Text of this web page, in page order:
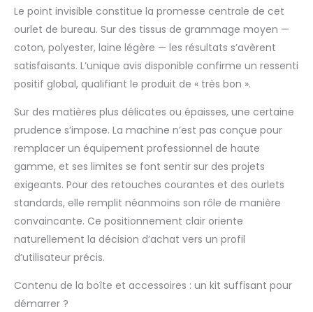
portable avec bras
cylindrique de type
ourlet et plaque de
couture en métal,
parfaite pour les salles
d'essayage, les
de vêtements, les
nettoyeurs à sec, les
grands magasins, les
ateliers de couture et
l'utilisation à domicile
【APPLICATION】
Convient pour le
traitement des ourlets
invisibles sur les
poignets, les ourlets, les
les bords de tubes de
Le point invisible constitue la promesse centrale de cet
ourlet de bureau. Sur des tissus de grammage moyen —
coton, polyester, laine légère — les résultats s’avèrent
satisfaisants. L’unique avis disponible confirme un ressenti
positif global, qualifiant le produit de « très bon ».
Sur des matières plus délicates ou épaisses, une certaine
prudence s’impose. La machine n’est pas conçue pour
remplacer un équipement professionnel de haute
gamme, et ses limites se font sentir sur des projets
exigeants. Pour des retouches courantes et des ourlets
standards, elle remplit néanmoins son rôle de manière
convaincante. Ce positionnement clair oriente
naturellement la décision d’achat vers un profil
d’utilisateur précis.
Contenu de la boîte et accessoires : un kit suffisant pour
démarrer ?